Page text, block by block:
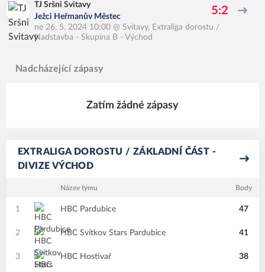
TJ Sršni Svitavy
Ježci Heřmanův Městec
5:2
ne 26. 5. 2024 10:00 @ Svitavy, Extraliga dorostu /
Nadstavba - Skupina B - Východ
Nadcházející zápasy
Zatím žádné zápasy
EXTRALIGA DOROSTU / ZÁKLADNÍ ČÁST -
DIVIZE VÝCHOD
Název týmu Body
1 HBC Pardubice 47
2 HBC Svítkov Stars Pardubice 41
3 HBC Hostivař 38